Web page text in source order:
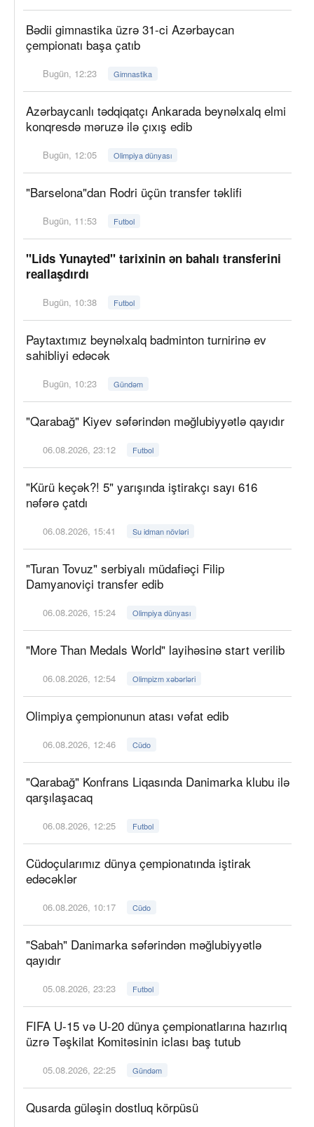
Bədii gimnastika üzrə 31-ci Azərbaycan
çempionatı başa çatıb
Bugün, 12:23 Gimnastika
Azərbaycanlı tədqiqatçı Ankarada beynəlxalq elmi
konqresdə məruzə ilə çıxış edib
Bugün, 12:05 Olimpiya dünyası
"Barselona"dan Rodri üçün transfer təklifi
Bugün, 11:53 Futbol
"Lids Yunayted" tarixinin ən bahalı transferini
reallaşdırdı
Bugün, 10:38 Futbol
Paytaxtımız beynəlxalq badminton turnirinə ev
sahibliyi edəcək
Bugün, 10:23 Gündəm
"Qarabağ" Kiyev səfərindən məğlubiyyətlə qayıdır
06.08.2026, 23:12 Futbol
"Kürü keçək?! 5" yarışında iştirakçı sayı 616
nəfərə çatdı
06.08.2026, 15:41 Su idman növləri
"Turan Tovuz" serbiyalı müdafiəçi Filip
Damyanoviçi transfer edib
06.08.2026, 15:24 Olimpiya dünyası
"More Than Medals World" layihəsinə start verilib
06.08.2026, 12:54 Olimpizm xəbərləri
Olimpiya çempionunun atası vəfat edib
06.08.2026, 12:46 Cüdo
"Qarabağ" Konfrans Liqasında Danimarka klubu ilə
qarşılaşacaq
06.08.2026, 12:25 Futbol
Cüdoçularımız dünya çempionatında iştirak
edəcəklər
06.08.2026, 10:17 Cüdo
"Sabah" Danimarka səfərindən məğlubiyyətlə
qayıdır
05.08.2026, 23:23 Futbol
FIFA U-15 və U-20 dünya çempionatlarına hazırlıq
üzrə Təşkilat Komitəsinin iclası baş tutub
05.08.2026, 22:25 Gündəm
Qusarda güləşin dostluq körpüsü